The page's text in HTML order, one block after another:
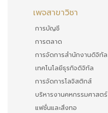
เพจสาขาวิชา
การบัญชี
การตลาด
การจัดการสำนักงานดิจิทัล
เทคโนโลยีธุรกิจดิจิทัล
การจัดการโลจิสติกส์
บริหารงานคหกรรมศาสตร์
แฟชั่นและสิ่งทอ